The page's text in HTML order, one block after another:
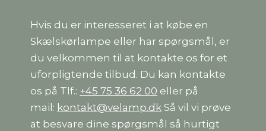
Hvis du er interesseret i at købe en
Skælskørlampe eller har spørgsmål, er
du velkommen til at kontakte os for et
uforpligtende tilbud. Du kan kontakte
os på Tlf.: +45 75 36 62 00 eller på
mail: kontakt@velamp.dk Så vil vi prøve
at besvare dine spørgsmål så hurtigt